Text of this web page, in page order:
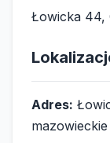
Łowicka 44,
Adres:
mazowieckie